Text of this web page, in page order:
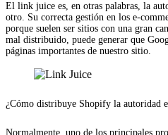
El link juice es, en otras palabras, la
otro. Su correcta gestión en los e-
porque suelen ser sitios con una gran
mal distribuido, puede generar que
páginas importantes de nuestro sitio.
¿Cómo distribuye Shopify la autoridad
Normalmente, uno de los principales